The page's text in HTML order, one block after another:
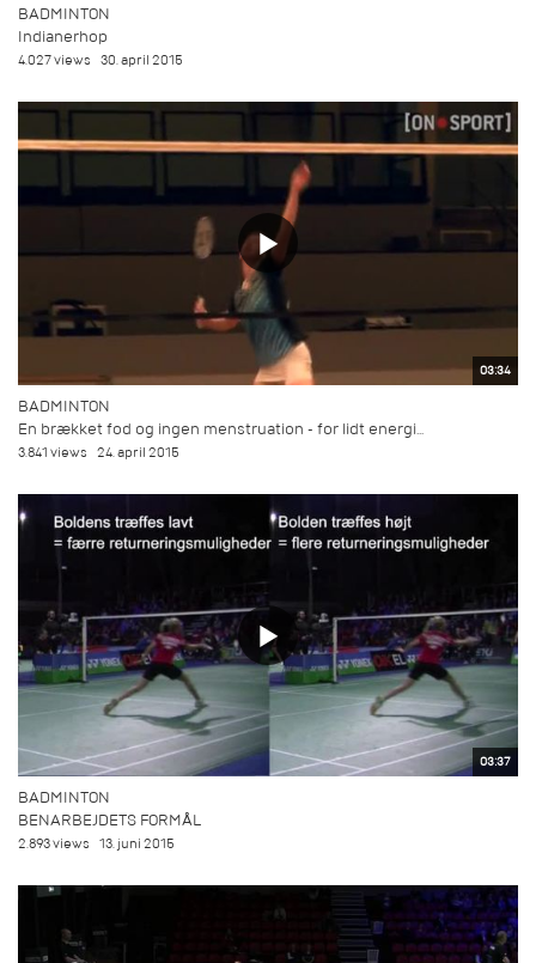
BADMINTON
Indianerhop
4.027 views 30. april 2015
03:34
BADMINTON
En brækket fod og ingen menstruation - for lidt energi...
3.841 views 24. april 2015
03:37
BADMINTON
BENARBEJDETS FORMÅL
2.893 views 13. juni 2015